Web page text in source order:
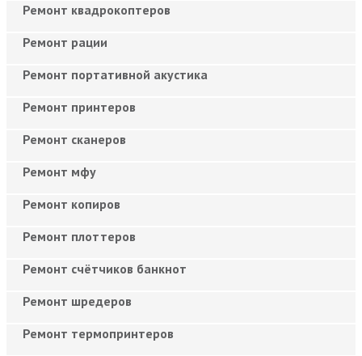
Ремонт квадрокоптеров
Ремонт рации
Ремонт портативной акустика
Ремонт принтеров
Ремонт сканеров
Ремонт мфу
Ремонт копиров
Ремонт плоттеров
Ремонт счётчиков банкнот
Ремонт шредеров
Ремонт термопринтеров